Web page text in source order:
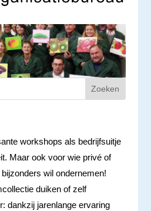
workshops als bedrijfsuitje
Maar ook voor wie privé of
wil ondernemen!
duiken of zelf
dankzij jarenlange ervaring